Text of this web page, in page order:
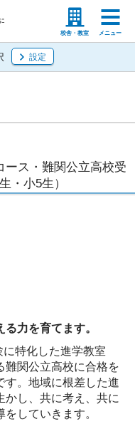
校舎・教室 メニュー
高等学校の先生
設定
ース・難関公立高校受
・小5生）
力を育てます。
特化した進学教室
難関公立高校に合格を
す。地域に根差した進
かし、共に考え、共に
していきます。